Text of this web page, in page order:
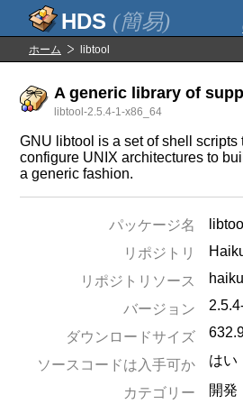
(簡易)
ホーム libtool
A generic library of
libtool-2.5.4-1-x86_64
GNU libtool is a set of shell scripts
configure UNIX architectures to
a generic fashion.
パッケージ名
libtool
リポジトリ
リポジトリソース
バージョン
ダウンロードサイズ
ソースコードは入手可か はい
カテゴリー 開発